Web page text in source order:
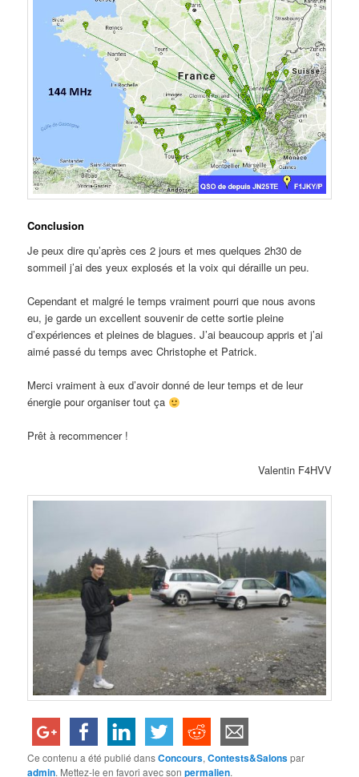
Conclusion
Je peux dire qu’après ces 2 jours et mes quelques 2h30 de
sommeil j’ai des yeux explosés et la voix qui déraille un peu.
Cependant et malgré le temps vraiment pourri que nous avons
eu, je garde un excellent souvenir de cette sortie pleine
d’expériences et pleines de blagues. J’ai beaucoup appris et j’ai
aimé passé du temps avec Christophe et Patrick.
Merci vraiment à eux d’avoir donné de leur temps et de leur
énergie pour organiser tout ça
Prêt à recommencer !
Valentin F4HVV
Ce contenu a été publié dansConcours,Contests&Salonspar
admin. Mettez-le en favori avec sonpermalien.